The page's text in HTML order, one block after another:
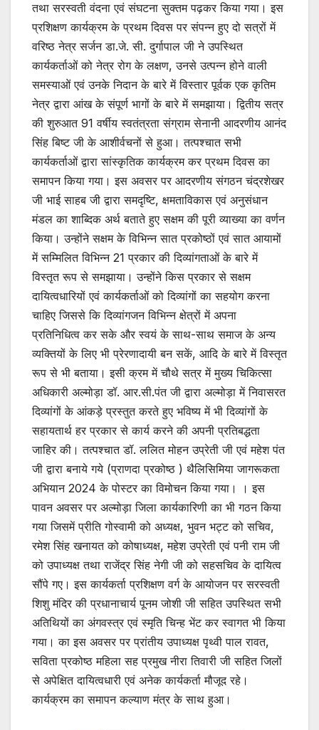
तथा सरस्वती वंदना एवं संघटना सुक्तम पढ़कर किया गया। इस
प्रशिक्षण कार्यक्रम के प्रथम दिवस पर संपन्न हुए दो सत्रों में
वरिष्ठ नेत्र सर्जन डा.जे. सी. दुर्गापाल जी ने उपस्थित
कार्यकर्ताओं को नेत्र रोग के लक्षण, उनसे उत्पन्न होने वाली
समस्याओं एवं उनके निदान के बारे में विस्तार पूर्वक एक कृतिम
नेत्र द्वारा आंख के संपूर्ण भागों के बारे में समझाया। द्वितीय सत्र
की शुरुआत 91 वर्षीय स्वतंत्रता संग्राम सेनानी आदरणीय आनंद
सिंह बिष्ट जी के आशीर्वचनों से हुआ। तत्पश्चात सभी
कार्यकर्ताओं द्वारा सांस्कृतिक कार्यक्रम कर प्रथम दिवस का
समापन किया गया। इस अवसर पर आदरणीय संगठन चंद्रशेखर
जी भाई साहब जी द्वारा समदृष्टि, क्षमताविकास एवं अनुसंधान
मंडल का शाब्दिक अर्थ बताते हुए सक्षम की पूरी व्याख्या का वर्णन
किया। उन्होंने सक्षम के विभिन्न सात प्रकोष्ठों एवं सात आयामों
में सम्मिलित विभिन्न 21 प्रकार की दिव्यांगताओं के बारे में
विस्तृत रूप से समझाया। उन्होंने किस प्रकार से सक्षम
दायित्वधारियों एवं कार्यकर्ताओं को दिव्यांगों का सहयोग करना
चाहिए जिससे कि दिव्यांगजन विभिन्न क्षेत्रों में अपना
प्रतिनिधित्व कर सके और स्वयं के साथ-साथ समाज के अन्य
व्यक्तियों के लिए भी प्रेरणादायी बन सकें, आदि के बारे में विस्तृत
रूप से भी बताया। इसी क्रम में चौथे सत्र में मुख्य चिकित्सा
अधिकारी अल्मोड़ा डॉ. आर.सी.पंत जी द्वारा अल्मोड़ा में निवासरत
दिव्यांगों के आंकड़े प्रस्तुत करते हुए भविष्य में भी दिव्यांगों के
सहायतार्थ हर प्रकार से कार्य करने की अपनी प्रतिबद्धता
जाहिर की। तत्पश्चात डॉ. ललित मोहन उप्रेती जी एवं महेश पंत
जी द्वारा बनाये गये (प्राणदा प्रकोष्ठ ) थैलिसिमिया जागरूकता
अभियान 2024 के पोस्टर का विमोचन किया गया। । इस
पावन अवसर पर अल्मोड़ा जिला कार्यकारिणी का भी गठन किया
गया जिसमें प्रीति गोस्वामी को अध्यक्ष, भुवन भट्ट को सचिव,
रमेश सिंह खनायत को कोषाध्यक्ष, महेश उप्रेती एवं पनी राम जी
को उपाध्यक्ष तथा राजेंद्र सिंह नेगी जी को सहसचिव के दायित्व
सौंपे गए। इस कार्यकर्ता प्रशिक्षण वर्ग के आयोजन पर सरस्वती
शिशु मंदिर की प्रधानाचार्य पूनम जोशी जी सहित उपस्थित सभी
अतिथियों का अंगवस्त्र एवं स्मृति चिन्ह भेंट कर स्वागत भी किया
गया। का इस अवसर पर प्रांतीय उपाध्यक्ष पृथ्वी पाल रावत,
सविता प्रकोष्ठ महिला सह प्रमुख नीरा तिवारी जी सहित जिलों
से अपेक्षित दायित्वधारी एवं अनेक कार्यकर्ता मौजूद रहे।
कार्यक्रम का समापन कल्याण मंत्र के साथ हुआ।